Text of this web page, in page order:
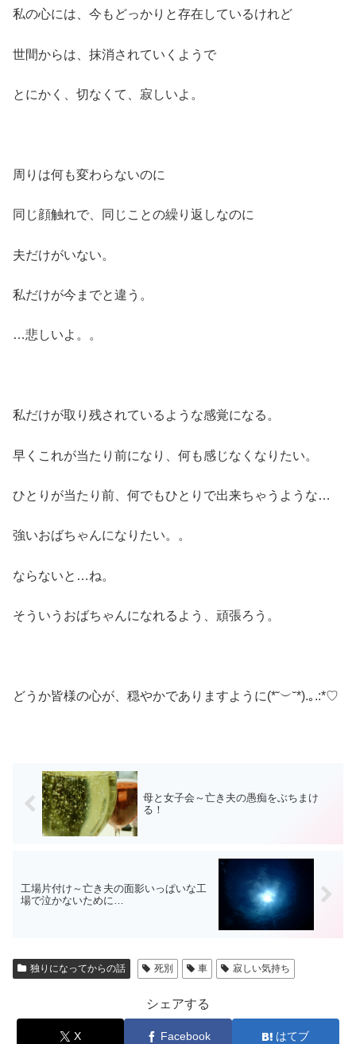
私の心には、今もどっかりと存在しているけれど
世間からは、抹消されていくようで
とにかく、切なくて、寂しいよ。
周りは何も変わらないのに
同じ顔触れで、同じことの繰り返しなのに
夫だけがいない。
私だけが今までと違う。
…悲しいよ。。
私だけが取り残されているような感覚になる。
早くこれが当たり前になり、何も感じなくなりたい。
ひとりが当たり前、何でもひとりで出来ちゃうような…
強いおばちゃんになりたい。。
ならないと…ね。
そういうおばちゃんになれるよう、頑張ろう。
どうか皆様の心が、穏やかでありますように(*˘︶˘*).｡.:*♡
母と女子会～亡き夫の愚痴をぶちまけ
る！
工場片付け～亡き夫の面影いっぱいな工
場で泣かないために…
独りになってからの話 死別 車 寂しい気持ち
シェアする
X Facebook はてブ